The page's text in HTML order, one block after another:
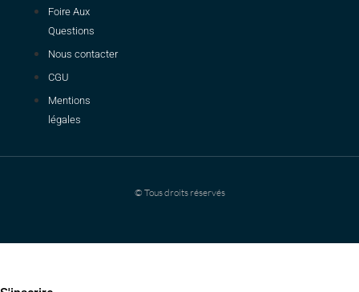
Foire Aux
Questions
Nous contacter
CGU
Mentions
légales
© Tous droits réservés